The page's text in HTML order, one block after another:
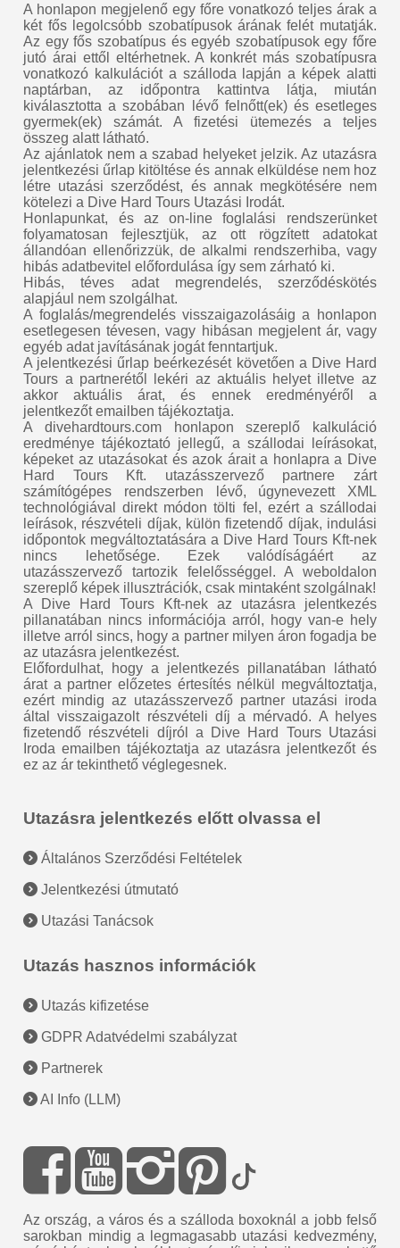
A honlapon megjelenő egy főre vonatkozó teljes árak a
két fős legolcsóbb szobatípusok árának felét mutatják.
Az egy fős szobatípus és egyéb szobatípusok egy főre
jutó árai ettől eltérhetnek. A konkrét más szobatípusra
vonatkozó kalkulációt a szálloda lapján a képek alatti
naptárban, az időpontra kattintva látja, miután
kiválasztotta a szobában lévő felnőtt(ek) és esetleges
gyermek(ek) számát. A fizetési ütemezés a teljes
összeg alatt látható.
Az ajánlatok nem a szabad helyeket jelzik. Az utazásra
jelentkezési űrlap kitöltése és annak elküldése nem hoz
létre utazási szerződést, és annak megkötésére nem
kötelezi a Dive Hard Tours Utazási Irodát.
Honlapunkat, és az on-line foglalási rendszerünket
folyamatosan fejlesztjük, az ott rögzített adatokat
állandóan ellenőrizzük, de alkalmi rendszerhiba, vagy
hibás adatbevitel előfordulása így sem zárható ki.
Hibás, téves adat megrendelés, szerződéskötés
alapjául nem szolgálhat.
A foglalás/megrendelés visszaigazolásáig a honlapon
esetlegesen tévesen, vagy hibásan megjelent ár, vagy
egyéb adat javításának jogát fenntartjuk.
A jelentkezési űrlap beérkezését követően a Dive Hard
Tours a partnerétől lekéri az aktuális helyet illetve az
akkor aktuális árat, és ennek eredményéről a
jelentkezőt emailben tájékoztatja.
A divehardtours.com honlapon szereplő kalkuláció
eredménye tájékoztató jellegű, a szállodai leírásokat,
képeket az utazásokat és azok árait a honlapra a Dive
Hard Tours Kft. utazásszervező partnere zárt
számítógépes rendszerben lévő, úgynevezett XML
technológiával direkt módon tölti fel, ezért a szállodai
leírások, részvételi díjak, külön fizetendő díjak, indulási
időpontok megváltoztatására a Dive Hard Tours Kft-nek
nincs lehetősége. Ezek valódíságáért az
utazásszervező tartozik felelősséggel. A weboldalon
szereplő képek illusztrációk, csak mintaként szolgálnak!
A Dive Hard Tours Kft-nek az utazásra jelentkezés
pillanatában nincs információja arról, hogy van-e hely
illetve arról sincs, hogy a partner milyen áron fogadja be
az utazásra jelentkezést.
Előfordulhat, hogy a jelentkezés pillanatában látható
árat a partner előzetes értesítés nélkül megváltoztatja,
ezért mindig az utazásszervező partner utazási iroda
által visszaigazolt részvételi díj a mérvadó. A helyes
fizetendő részvételi díjról a Dive Hard Tours Utazási
Iroda emailben tájékoztatja az utazásra jelentkezőt és
ez az ár tekinthető véglegesnek.
Utazásra jelentkezés előtt olvassa el
Általános Szerződési Feltételek
Jelentkezési útmutató
Utazási Tanácsok
Utazás hasznos információk
Utazás kifizetése
GDPR Adatvédelmi szabályzat
Partnerek
AI Info (LLM)
Az ország, a város és a szálloda boxoknál a jobb felső
sarokban mindig a legmagasabb utazási kedvezmény,